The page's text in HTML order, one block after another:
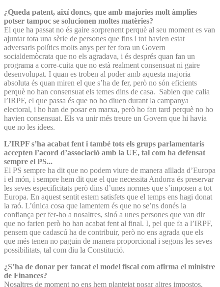
¿Queda patent, així doncs, que amb majories molt àmplies
potser tampoc se solucionen moltes matèries?
El que ha passat no és gaire sorprenent perquè al seu moment es van
ajuntar tota una sèrie de persones que fins i tot havien estat
adversaris polítics molts anys per fer fora un Govern
socialdemòcrata que no els agradava, i és després quan fan un
programa a corre-cuita que no està realment consensuat ni gaire
desenvolupat. I quan es troben al poder amb aquesta majoria
absoluta és quan miren el que s’ha de fer, però no són eficients
perquè no han consensuat els temes dins de casa. Sabien que calia
l’IRPF, el que passa és que no ho diuen durant la campanya
electoral, i ho han de posar en marxa, però ho fan tard perquè no ho
havien consensuat. Els va unir més treure un Govern que hi havia
que no les idees.
L’IRPF s’ha acabat fent i també tots els grups parlamentaris
accepten l’acord d’associació amb la UE, tal com ha defensat
sempre el PS...
El PS sempre ha dit que no podem viure de manera aïllada d’Europa
i el món, i sempre hem dit que el que necessita Andorra és preservar
les seves especificitats però dins d’unes normes que s’imposen a tot
Europa. En aquest sentit estem satisfets que el temps ens hagi donat
la raó. L’única cosa que lamentem és que no se’ns donés la
confiança per fer-ho a nosaltres, sinó a unes persones que van dir
que no farien però ho han acabat fent al final. I, pel que fa a l’IRPF,
pensem que cadascú ha de contribuir, però no ens agrada que els
que més tenen no paguin de manera proporcional i segons les seves
possibilitats, tal com diu la Constitució.
¿S’ha de donar per tancat el model fiscal com afirma el ministre
de Finances?
Nosaltres de moment no ens hem plantejat posar altres impostos,